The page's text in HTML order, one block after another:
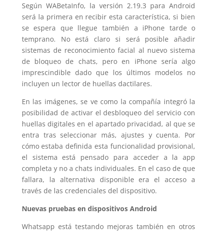
Según WABetaInfo, la versión 2.19.3 para Android
será la primera en recibir esta característica, si bien
se espera que llegue también a iPhone tarde o
temprano. No está claro si será posible añadir
sistemas de reconocimiento facial al nuevo sistema
de bloqueo de chats, pero en iPhone sería algo
imprescindible dado que los últimos modelos no
incluyen un lector de huellas dactilares.
En las imágenes, se ve como la compañía integró la
posibilidad de activar el desbloqueo del servicio con
huellas digitales en el apartado privacidad, al que se
entra tras seleccionar más, ajustes y cuenta. Por
cómo estaba definida esta funcionalidad provisional,
el sistema está pensado para acceder a la app
completa y no a chats individuales. En el caso de que
fallara, la alternativa disponible era el acceso a
través de las credenciales del dispositivo.
Nuevas pruebas en dispositivos Android
Whatsapp está testando mejoras también en otros